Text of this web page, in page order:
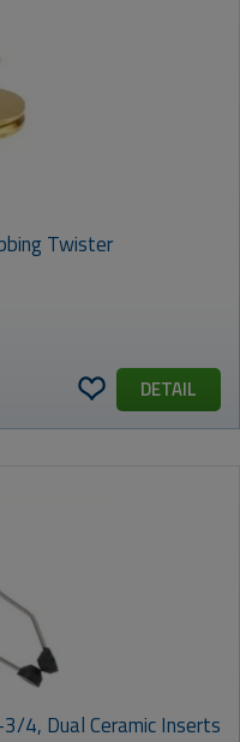
Twister
DETAIL
4, Dual Ceramic Inserts